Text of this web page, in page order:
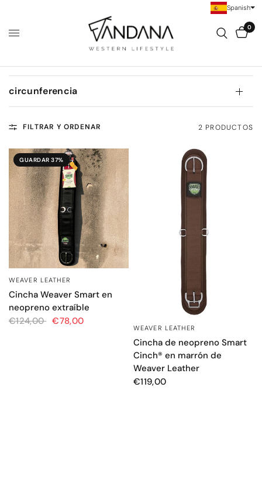
0
circunferencia
FILTRAR Y ORDENAR 2 PRODUCTOS
GUARDAR 37%
VISTA RÁPIDA
WEAVER LEATHER
Cincha Weaver Smart en
neopreno extraíble
€124,00 €78,00
VISTA RÁPIDA
WEAVER LEATHER
Cincha de neopreno Smart
Cinch® en marrón de
Weaver Leather
€119,00
Spanish